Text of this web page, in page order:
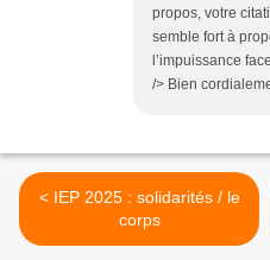
propos, votre
semble fort à
l’impuissance
/> Bien
< IEP 2025 : solidarités / le
corps